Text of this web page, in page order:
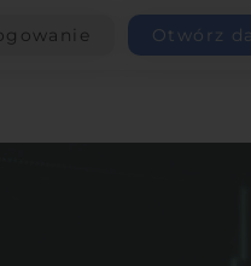
Otwórz